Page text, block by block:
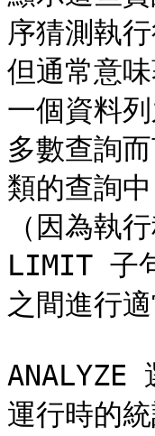
序猜測執
但通常意
一個資料
多數查詢
類的查詢
（因為執
LIMIT 子
之間進行
ANALYZE
運行時的